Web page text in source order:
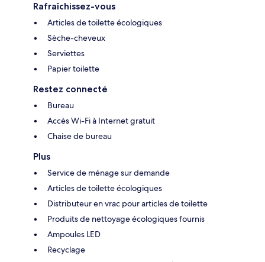
Rafraîchissez-vous
Articles de toilette écologiques
Sèche-cheveux
Serviettes
Papier toilette
Restez connecté
Bureau
Accès Wi-Fi à Internet gratuit
Chaise de bureau
Plus
Service de ménage sur demande
Articles de toilette écologiques
Distributeur en vrac pour articles de toilette
Produits de nettoyage écologiques fournis
Ampoules LED
Recyclage